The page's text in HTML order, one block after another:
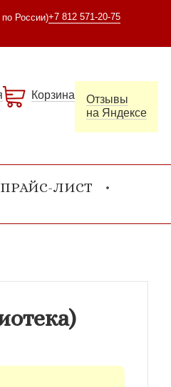
России)+7 812 571-20-75
Корзина
Отзывы
на Яндексе
ПРАЙС-ЛИСТ